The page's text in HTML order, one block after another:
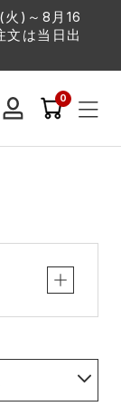
火)～8月16
は当日出
0